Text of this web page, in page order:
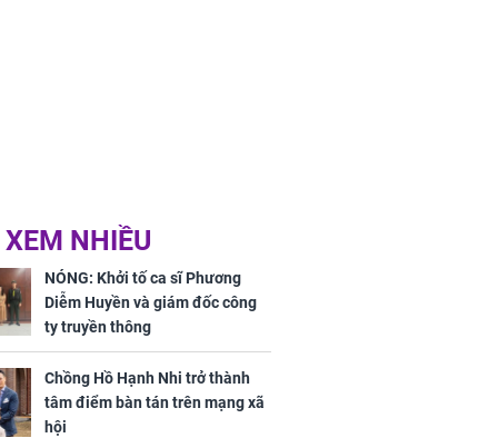
NHIỀU
NÓNG: Khởi tố ca sĩ Phương
Diễm Huyền và giám đốc công
ty truyền thông
Chồng Hồ Hạnh Nhi trở thành
tâm điểm bàn tán trên mạng xã
hội